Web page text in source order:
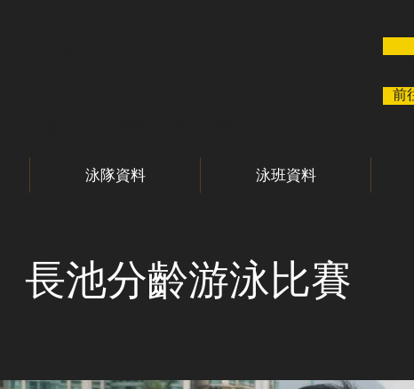
前
泳隊資料 泳班資料
池分齡游泳比賽